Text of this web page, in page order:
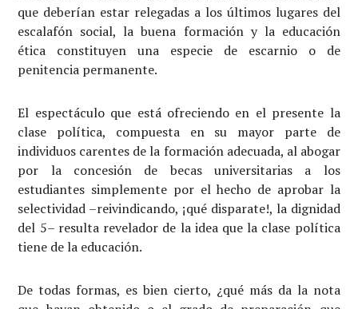
que deberían estar relegadas a los últimos lugares del
escalafón social, la buena formación y la educación
ética constituyen una especie de escarnio o de
penitencia permanente.
El espectáculo que está ofreciendo en el presente la
clase política, compuesta en su mayor parte de
individuos carentes de la formación adecuada, al abogar
por la concesión de becas universitarias a los
estudiantes simplemente por el hecho de aprobar la
selectividad –reivindicando, ¡qué disparate!, la dignidad
del 5– resulta revelador de la idea que la clase política
tiene de la educación.
De todas formas, es bien cierto, ¿qué más da la nota